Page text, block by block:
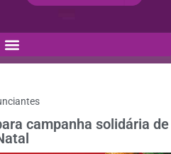
campanha solidária de